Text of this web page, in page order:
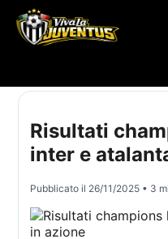
Risultati
inter e
Pubblicato il 26/11/2025 • 3